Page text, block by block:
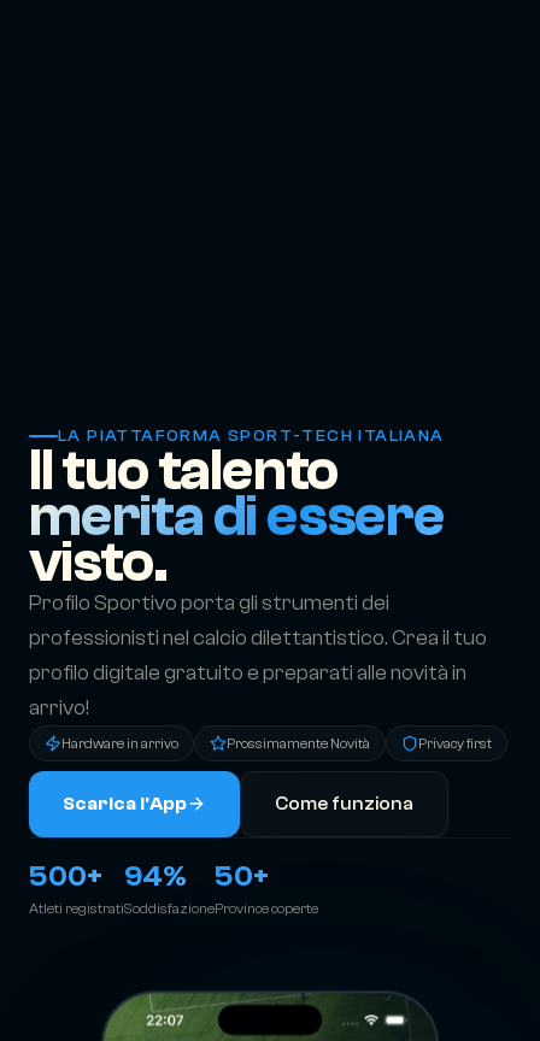
LA PIATTAFORMA SPORT-TECH ITALIANA
Il tuo talento
merita di essere
visto.
Profilo Sportivo porta gli strumenti dei
professionisti nel calcio dilettantistico. Crea il tuo
profilo digitale gratuito e preparati alle novità in
arrivo!
Hardware in arrivo Prossimamente Novità Privacy first
Scarica l'App Come funziona
500+
Atleti registrati
94%
Soddisfazione
50+
Province coperte